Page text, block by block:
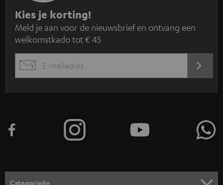
A
a
n
m
e
n
o
Kies je korting!
Meld je aan voor de nieuwsbrief en ontvang een
welkomstkado tot € 45
EMAIL
Categorieën